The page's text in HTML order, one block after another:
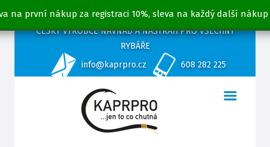
na první nákup za registraci 10%, sleva na každý další nákup
ČESKÝ VÝROBCE NÁVNAD A NÁSTRAH PRO VŠECHNY
RYBÁŘE
info@kaprpro.cz
608 282 225